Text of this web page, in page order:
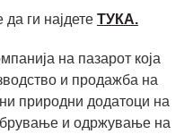
да ги најдете ТУКА.
на пазарот која
и продажба на
природни додатоци на
и одржување на